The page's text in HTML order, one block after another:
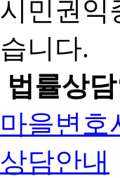
시민권익
습니다.
법률상
마을변호
상담안내